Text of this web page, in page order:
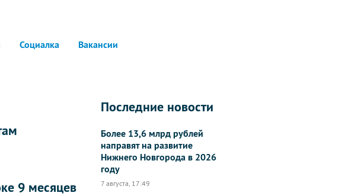
Социалка Вакансии
9 месяцев
Последние новости
Более 13,6 млрд рублей
направят на развитие
Нижнего Новгорода в 2026
году
7 августа, 17:49